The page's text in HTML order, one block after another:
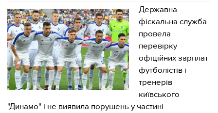
Державна
фіскальна служба
провела
перевірку
офіційних зарплат
футболістів і
тренерів
київського
"Динамо" і не виявила порушень у частині